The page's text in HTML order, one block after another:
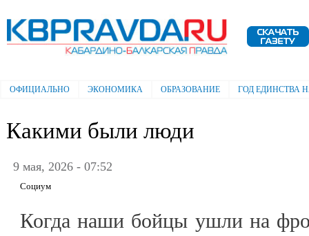
Электронная газета "Кабардино-
Балкарская правда"
Главное меню
ОФИЦИАЛЬНО ЭКОНОМИКА ОБРАЗОВАНИЕ ГОД ЕДИНСТВА
Какими были люди
9 мая, 2026 - 07:52
Социум
Когда наши бойцы ушли на